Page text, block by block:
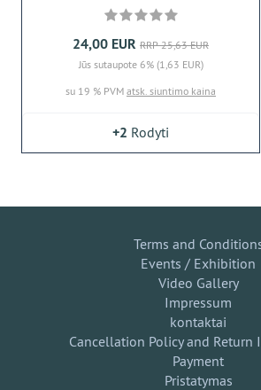
24,00 EUR RRP 25,63 EUR
Jūs sutaupote 6% (1,63 EUR)
su 19 % PVM atsk. siuntimo kaina
+2 Rodyti
Terms and
Events / Exhibition
Video Gallery
Impressum
kontaktai
Cancellation Policy and Return
Payment
Pristatymas